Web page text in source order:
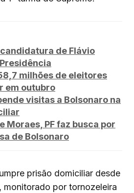
de Flávio
milhões de eleitores
em outubro
visitas a Bolsonaro na
Moraes, PF faz busca por
de Bolsonaro
prisão domiciliar desde
monitorado por tornozeleira